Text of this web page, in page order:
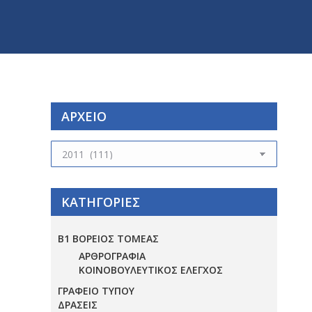
ΑΡΧΕΙΟ
ΑΡΧΕΙΟ
ΚΑΤΗΓΟΡΙΕΣ
Β1 ΒΟΡΕΙΟΣ ΤΟΜΕΑΣ
ΑΡΘΡΟΓΡΑΦΙΑ
ΚΟΙΝΟΒΟΥΛΕΥΤΙΚΟΣ ΕΛΕΓΧΟΣ
ΓΡΑΦΕΙΟ ΤΥΠΟΥ
ΔΡΑΣΕΙΣ